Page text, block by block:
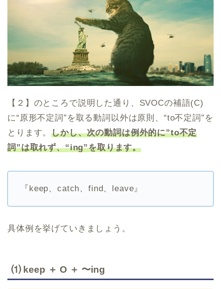
【２】のところで説明した通り、SVOCの補語(C)
に“原形不定詞”を取る動詞以外は原則、“to不定詞”を
とります。しかし、次の動詞は例外的に”to不定
詞”は取れず、“ing”を取ります。
『keep、catch、find、leave』
具体例を挙げていきましょう。
⑴ keep ＋ O ＋ 〜ing